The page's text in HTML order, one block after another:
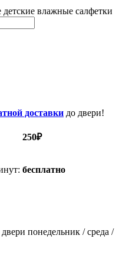
влажные салфетки
доставки до двери!
250₽
бесплатно
понедельник / среда /